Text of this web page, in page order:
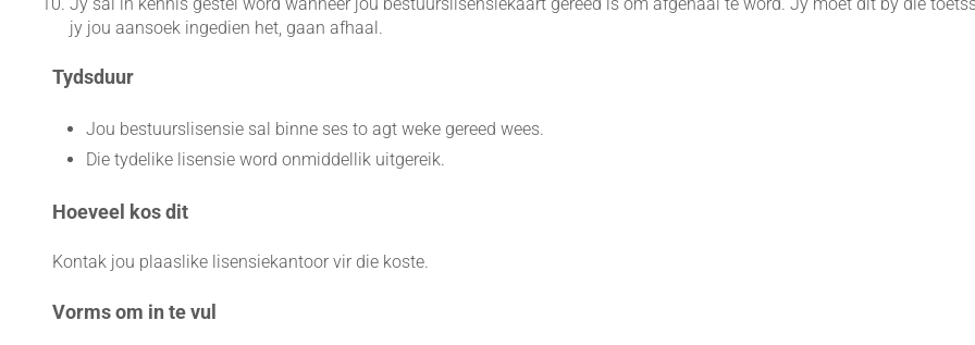
jy jou aansoek ingedien het, gaan afhaal.
Tydsduur
Jou bestuurslisensie sal binne ses to agt weke gereed wees.
Die tydelike lisensie word onmiddellik uitgereik.
Hoeveel kos dit
Kontak jou plaaslike lisensiekantoor vir die koste.
Vorms om in te vul